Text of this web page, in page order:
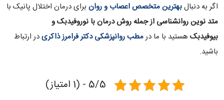
اگر به دنبالبهترین متخصص اعصاب و روان برای درمان اختلال پانیک با
متد نوین روانشناسی از جمله روش درمان با نوروفیدبک و
بیوفیدبک هستید با ما درمطب روانپزشکی دکتر فرامرز ذاکریدر ارتباط
باشید.
5/5 - (1 امتیاز)